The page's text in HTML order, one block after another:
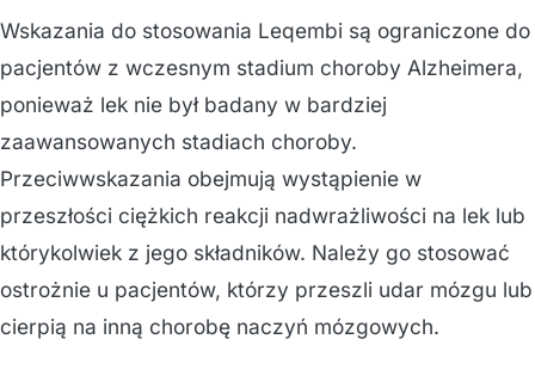
Wskazania do stosowania Leqembi są ograniczone do
pacjentów z wczesnym stadium choroby Alzheimera,
ponieważ lek nie był badany w bardziej
zaawansowanych stadiach choroby.
Przeciwwskazania obejmują wystąpienie w
przeszłości ciężkich reakcji nadwrażliwości na lek lub
którykolwiek z jego składników. Należy go stosować
ostrożnie u pacjentów, którzy przeszli udar mózgu lub
cierpią na inną chorobę naczyń mózgowych.